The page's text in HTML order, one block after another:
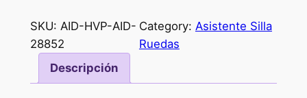
SKU: AID-HVP-AID-
28852
Category: Asistente Silla
Ruedas
Descripción